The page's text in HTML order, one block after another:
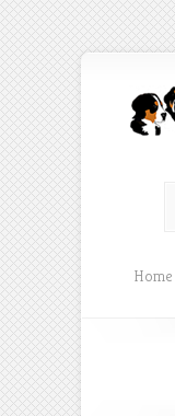
Home